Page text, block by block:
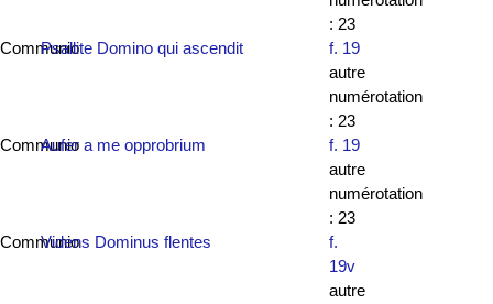
: 23
CommunioPsallite Domino qui ascendit
f. 19
autre
numérotation
: 23
CommunioAufer a me opprobrium
f. 19
autre
numérotation
: 23
CommunioVidens Dominus flentes
f.
19v
autre